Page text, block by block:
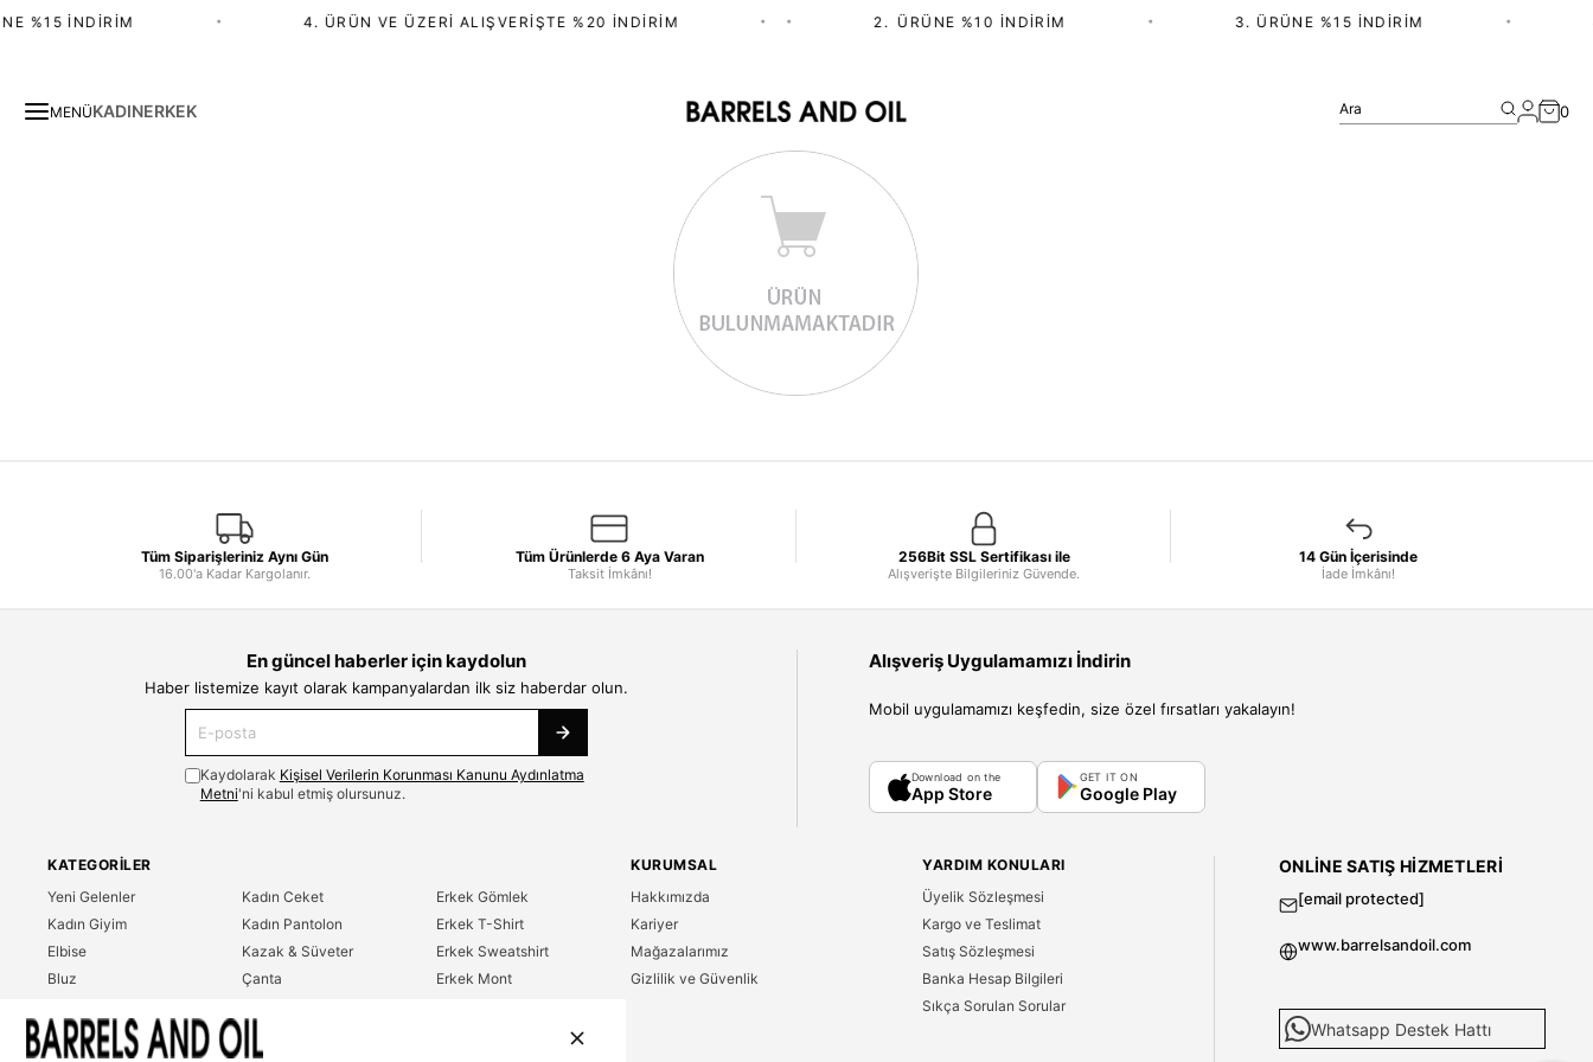
%15 İNDIRIM 4. ÜRÜN VE ÜZERI ALIŞVERIŞTE %20 İNDIRIM 2.⁠ ⁠ÜRÜNE %10 İNDIRIM 3. ÜRÜNE %15 İNDIRIM
MENÜKADINERKEK Ara 0
Tüm Siparişleriniz Aynı Gün
16.00'a Kadar Kargolanır.
Tüm Ürünlerde 6 Aya Varan
Taksit İmkânı!
256Bit SSL Sertifikası ile
Alışverişte Bilgileriniz Güvende.
14 Gün İçerisinde
İade İmkânı!
En güncel haberler için kaydolun
Haber listemize kayıt olarak kampanyalardan ilk siz haberdar olun.
Kaydolarak Kişisel Verilerin Korunması Kanunu Aydınlatma
Metni'ni kabul etmiş olursunuz.
Alışveriş Uygulamamızı İndirin
Mobil uygulamamızı keşfedin, size özel fırsatları yakalayın!
Download on the
App Store
GET IT ON
Google Play
KATEGORILER
Yeni Gelenler
Kadın Giyim
Elbise
Bluz
T-Shirt
Kadın Ceket
Kadın Pantolon
Kazak & Süveter
Çanta
Erkek Gömlek
Erkek T-Shirt
Erkek Sweatshirt
Erkek Mont
KURUMSAL
Hakkımızda
Kariyer
Mağazalarımız
Gizlilik ve Güvenlik
YARDIM KONULARI
Üyelik Sözleşmesi
Kargo ve Teslimat
Satış Sözleşmesi
Banka Hesap Bilgileri
Sıkça Sorulan Sorular
ONLINE SATIŞ HIZMETLERI
[email protected]
www.barrelsandoil.com
Whatsapp Destek Hattı